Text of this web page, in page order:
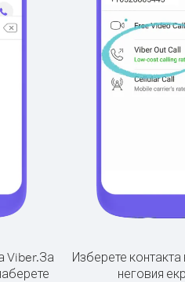
Viber.За
Изберете
неговия